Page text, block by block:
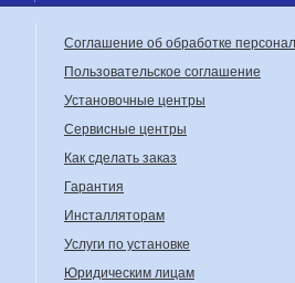
Соглашение об обработке
Пользовательское соглашение
Установочные центры
Сервисные центры
Как сделать заказ
Гарантия
Инсталляторам
Услуги по установке
Юридическим лицам